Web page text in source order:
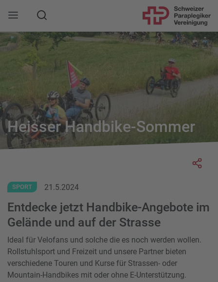
Mobile Navigation öffnen
Suche
Heisser Handbike-Sommer
SPORT 21.5.2024
Entdecke jetzt Handbike-Angebote im
Gelände und auf der Strasse
Ideal für Velofans und solche die es noch werden wollen.
Rollstuhlsport und Freizeit und unsere Partner bieten
verschiedene Touren und Kurse für Strassen- oder
Mountain-Handbikes mit oder ohne E-Unterstützung.